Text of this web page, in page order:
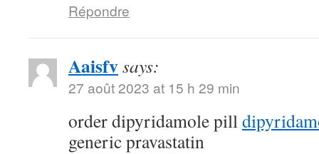
Répondre
Aaisfvsays:
27 août 2023 at 15 h 29 min
order dipyridamole pill
generic pravastatin